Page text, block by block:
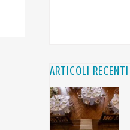
ARTICOLI RECENTI